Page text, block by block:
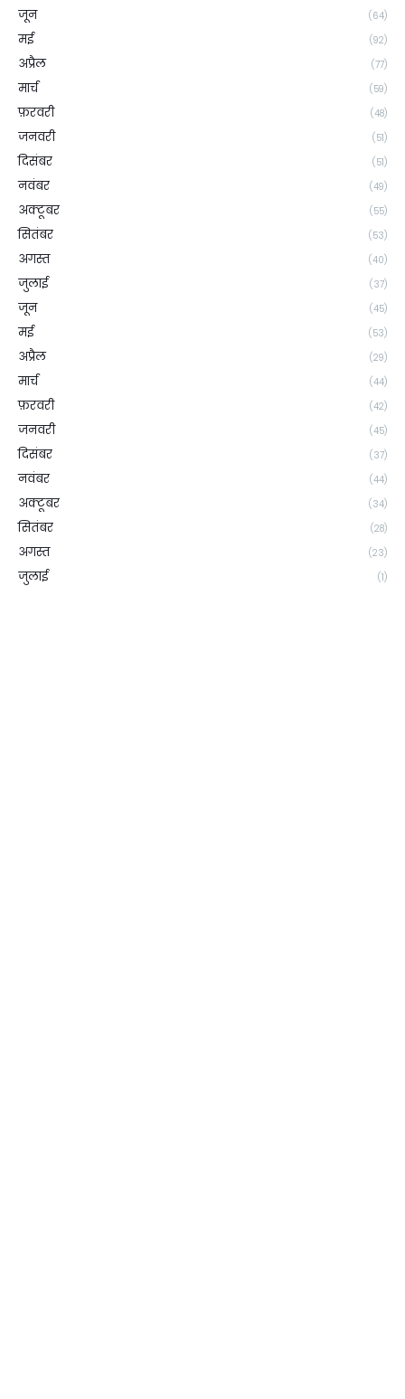
जून (64)
मई (92)
अप्रैल (77)
मार्च (59)
फ़रवरी (48)
जनवरी (51)
दिसंबर (51)
नवंबर (49)
अक्टूबर (55)
सितंबर (53)
अगस्त (40)
जुलाई (37)
जून (45)
मई (53)
अप्रैल (29)
मार्च (44)
फ़रवरी (42)
जनवरी (45)
दिसंबर (37)
नवंबर (44)
अक्टूबर (34)
सितंबर (28)
अगस्त (23)
जुलाई (1)